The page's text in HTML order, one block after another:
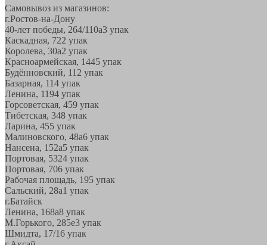
Самовывоз из магазинов:
г.Ростов-на-Дону
40-лет победы, 264/110а3 упак
Каскадная, 722 упак
Королева, 30а2 упак
Красноармейская, 1445 упак
Будённовский, 11 2 упак
Базарная, 114 упак
Ленина, 1194 упак
Горсоветская, 459 упак
Тибетская, 348 упак
Ларина, 455 упак
Малиновского, 48а6 упак
Нансена, 152а5 упак
Портовая, 5324 упак
Портовая, 706 упак
Рабочая площадь, 195 упак
Сальский, 28a1 упак
г.Батайск
Ленина, 168а8 упак
М.Горького, 285е3 упак
Шмидта, 17/16 упак